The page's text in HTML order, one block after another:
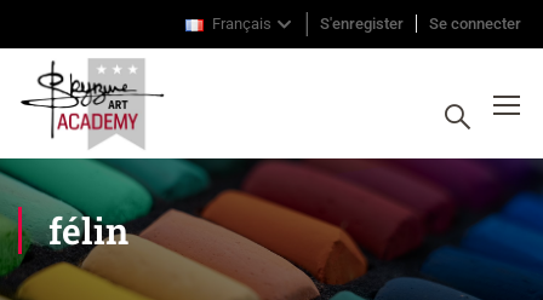
Français S'enregister Se connecter
félin